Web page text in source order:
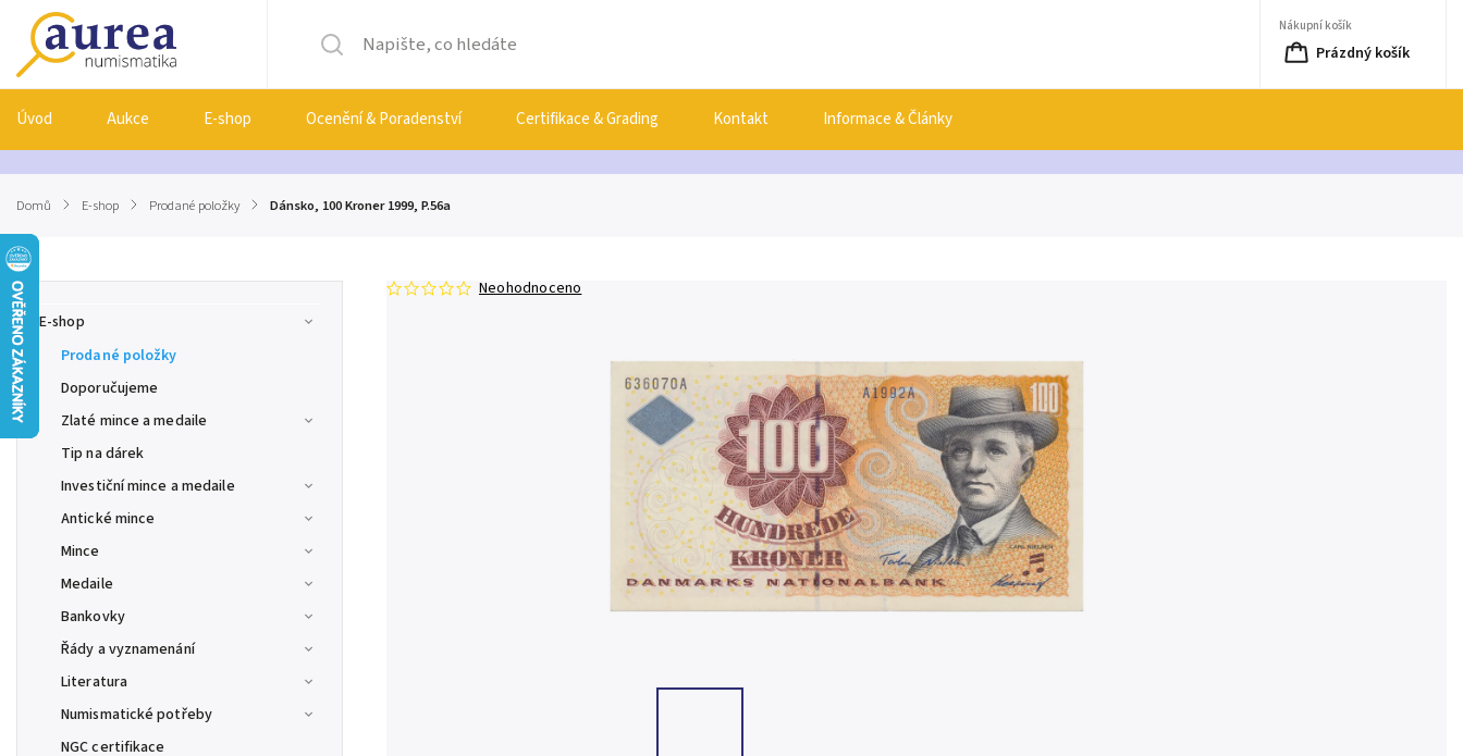
Nákupní košík
Prázdný košík
Úvod Aukce E-shop Ocenění & Poradenství Certifikace & Grading Kontakt Informace & Články
Domů / E-shop / Prodané položky / Dánsko, 100 Kroner 1999, P.56a
E-shop
Prodané položky
Doporučujeme
Zlaté mince a medaile
Tip na dárek
Investiční mince a medaile
Antické mince
Mince
Medaile
Bankovky
Řády a vyznamenání
Literatura
Numismatické potřeby
NGC certifikace
Neohodnoceno